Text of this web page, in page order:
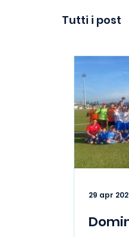
Tutti i post
29 apr